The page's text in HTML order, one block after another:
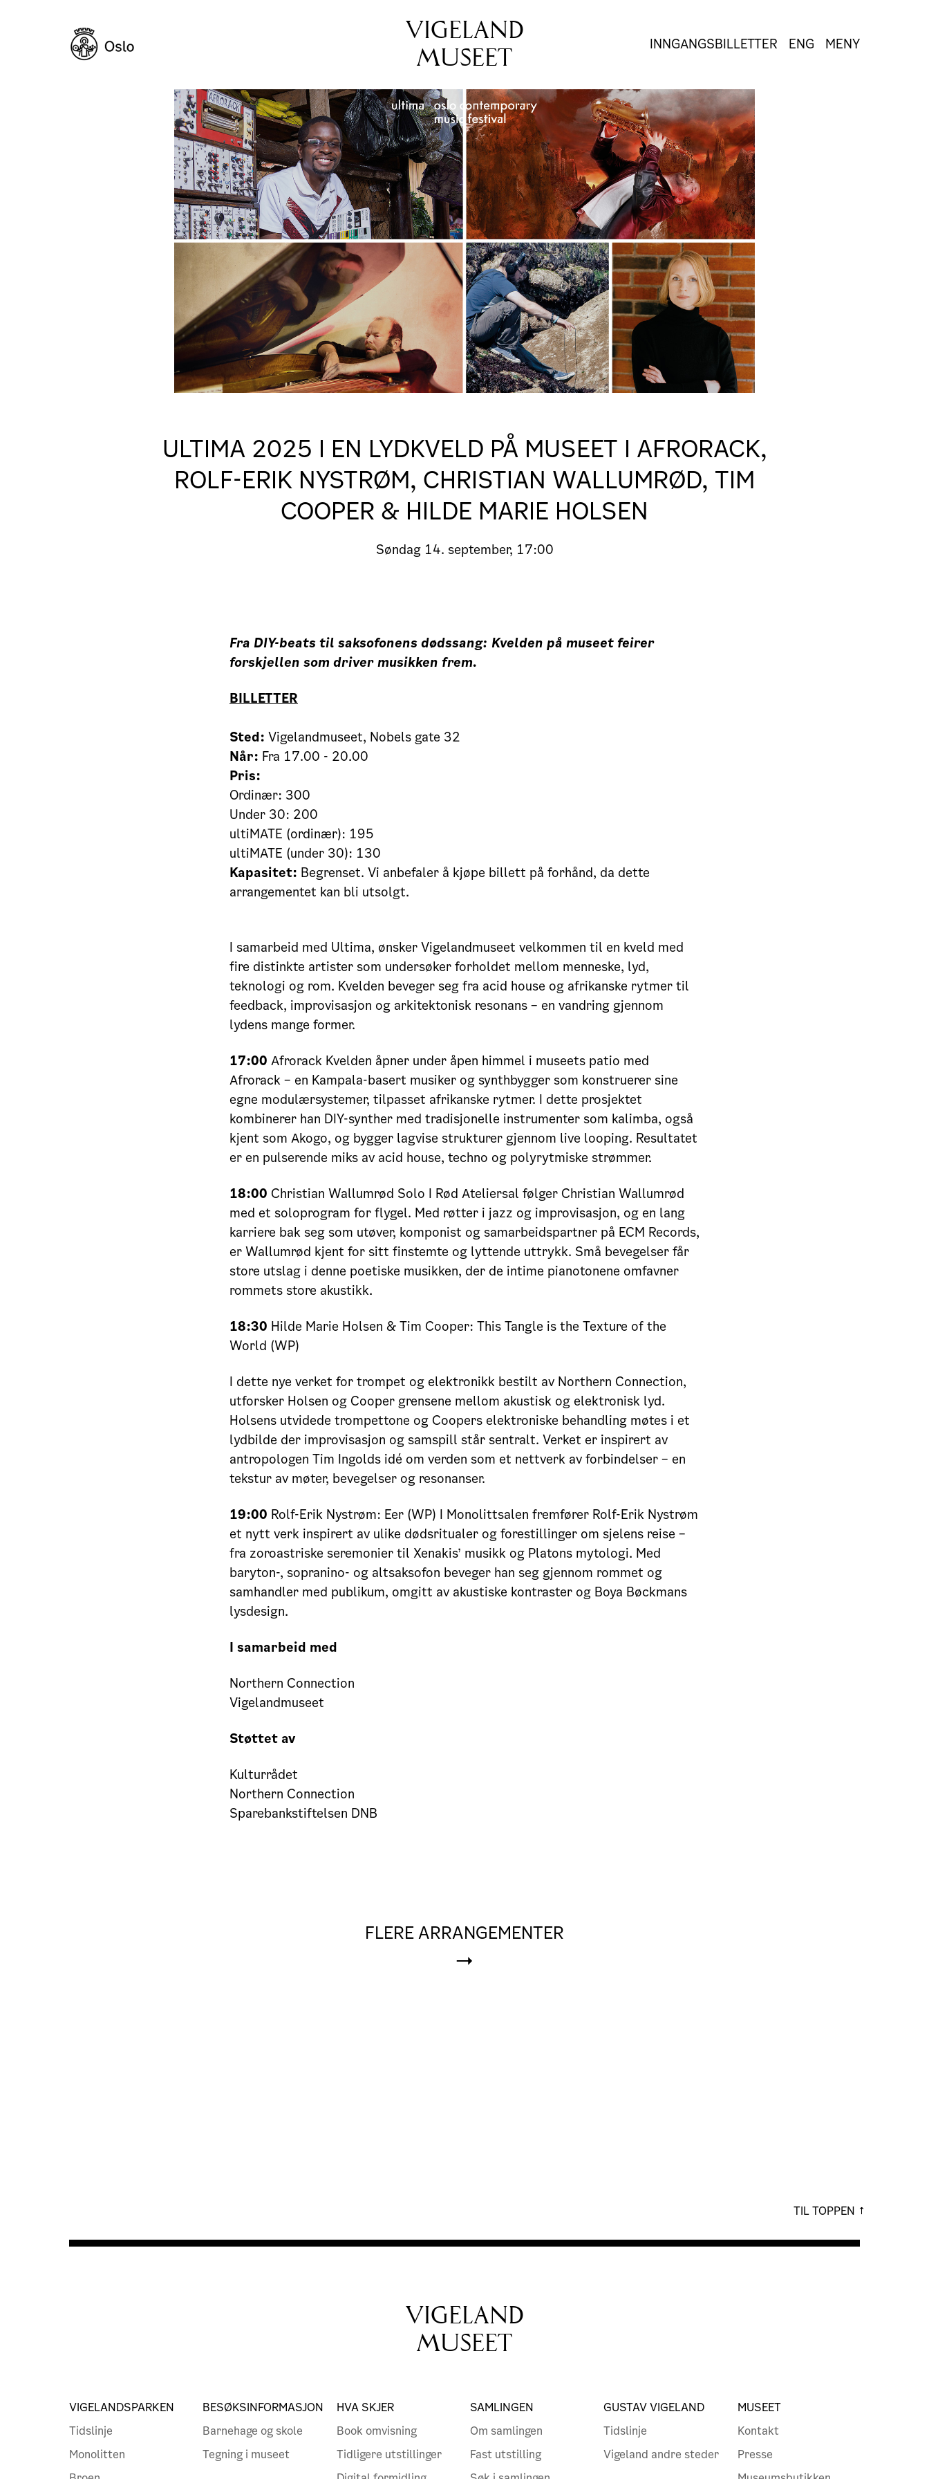
VIGELAND
MUSEET
INNGANGSBILLETTER ENG MENY
ULTIMA 2025 I EN LYDKVELD PÅ MUSEET I AFRORACK,
ROLF-ERIK NYSTRØM, CHRISTIAN WALLUMRØD, TIM
COOPER & HILDE MARIE HOLSEN
Søndag14. september, 17:00
Fra DIY-beats til saksofonens dødssang: Kvelden på museet feirer
forskjellen som driver musikken frem.
BILLETTER
Sted: Vigelandmuseet, Nobels gate 32
Når: Fra 17.00 - 20.00
Pris:
Ordinær: 300
Under 30: 200
ultiMATE (ordinær): 195
ultiMATE (under 30): 130
Kapasitet: Begrenset. Vi anbefaler å kjøpe billett på forhånd, da dette
arrangementet kan bli utsolgt.
I samarbeid med Ultima, ønsker Vigelandmuseet velkommen til en kveld med
fire distinkte artister som undersøker forholdet mellom menneske, lyd,
teknologi og rom. Kvelden beveger seg fra acid house og afrikanske rytmer til
feedback, improvisasjon og arkitektonisk resonans – en vandring gjennom
lydens mange former.
17:00 Afrorack Kvelden åpner under åpen himmel i museets patio med
Afrorack – en Kampala-basert musiker og synthbygger som konstruerer sine
egne modulærsystemer, tilpasset afrikanske rytmer. I dette prosjektet
kombinerer han DIY-synther med tradisjonelle instrumenter som kalimba, også
kjent som Akogo, og bygger lagvise strukturer gjennom live looping. Resultatet
er en pulserende miks av acid house, techno og polyrytmiske strømmer.
18:00 Christian Wallumrød Solo I Rød Ateliersal følger Christian Wallumrød
med et soloprogram for flygel. Med røtter i jazz og improvisasjon, og en lang
karriere bak seg som utøver, komponist og samarbeidspartner på ECM Records,
er Wallumrød kjent for sitt finstemte og lyttende uttrykk. Små bevegelser får
store utslag i denne poetiske musikken, der de intime pianotonene omfavner
rommets store akustikk.
18:30 Hilde Marie Holsen & Tim Cooper: This Tangle is the Texture of the
World (WP)
I dette nye verket for trompet og elektronikk bestilt av Northern Connection,
utforsker Holsen og Cooper grensene mellom akustisk og elektronisk lyd.
Holsens utvidede trompettone og Coopers elektroniske behandling møtes i et
lydbilde der improvisasjon og samspill står sentralt. Verket er inspirert av
antropologen Tim Ingolds idé om verden som et nettverk av forbindelser – en
tekstur av møter, bevegelser og resonanser.
19:00 Rolf-Erik Nystrøm: Eer (WP) I Monolittsalen fremfører Rolf-Erik Nystrøm
et nytt verk inspirert av ulike dødsritualer og forestillinger om sjelens reise –
fra zoroastriske seremonier til Xenakis’ musikk og Platons mytologi. Med
baryton-, sopranino- og altsaksofon beveger han seg gjennom rommet og
samhandler med publikum, omgitt av akustiske kontraster og Boya Bøckmans
lysdesign.
I samarbeid med
Northern Connection
Vigelandmuseet
Støttet av
Kulturrådet
Northern Connection
Sparebankstiftelsen DNB
FLERE ARRANGEMENTER
TIL TOPPEN
VIGELAND
MUSEET
VIGELANDSPARKEN
Tidslinje
Monolitten
BESØKSINFORMASJON
Barnehage og skole
Tegning i museet
HVA SKJER
Book omvisning
Tidligere utstillinger
SAMLINGEN
Om samlingen
Fast utstilling
GUSTAV VIGELAND
Tidslinje
Vigeland andre steder
MUSEET
Kontakt
Presse